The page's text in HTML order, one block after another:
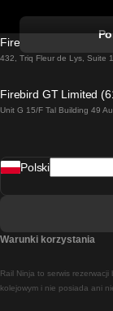
Firebird GT Limited
432, Triq Fleur de Lys, Suite
Firebird GT Limited
Unit G 15/F Tal Building 49
Rail Ninja to serwis
kolejowym i nie posiada ani
Polski
Warunki korzystania